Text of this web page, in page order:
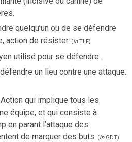
quelqu’un ou de se défendre
action de résister. (inTLF)
utilisé pour se défendre.
un lieu contre une attaque.
Action qui implique tous les
équipe, et qui consiste à
en parant l’attaque des
de marquer des buts. (inGDT)